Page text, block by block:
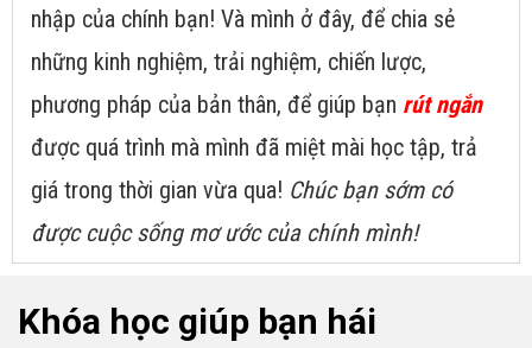
nhập của chính bạn! Và mình ở đây, để chia sẻ
những kinh nghiệm, trải nghiệm, chiến lược,
phương pháp của bản thân, để giúp bạn rút ngắn
được quá trình mà mình đã miệt mài học tập, trả
giá trong thời gian vừa qua! Chúc bạn sớm có
được cuộc sống mơ ước của chính mình!
Khóa học giúp bạn hái